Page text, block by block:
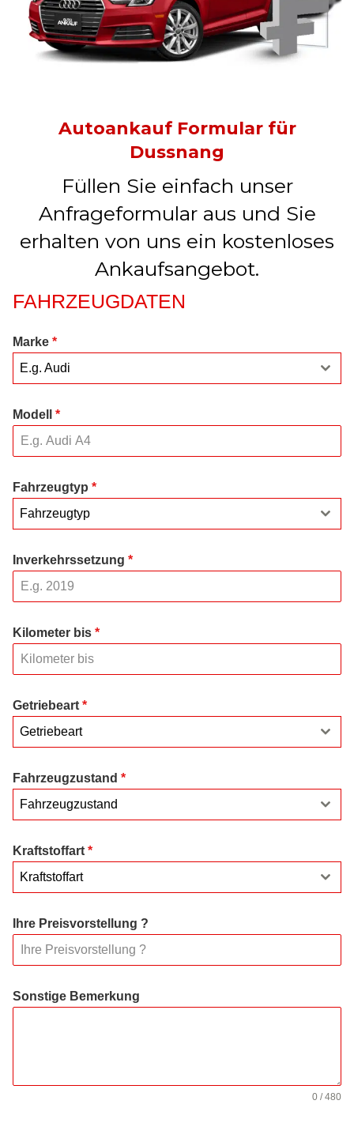
Autoankauf Formular für
Dussnang
Füllen Sie einfach unser
Anfrageformular aus und Sie
erhalten von uns ein kostenloses
Ankaufsangebot.
FAHRZEUGDATEN
Marke *
E.g. Audi
Modell *
Fahrzeugtyp *
Fahrzeugtyp
Inverkehrssetzung *
Kilometer bis *
Getriebeart *
Getriebeart
Fahrzeugzustand *
Fahrzeugzustand
Kraftstoffart *
Kraftstoffart
Ihre Preisvorstellung ?
Sonstige Bemerkung
0 / 480